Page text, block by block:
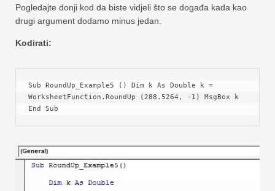
Pogledajte donji kod da biste vidjeli što se događa kada kao
drugi argument dodamo minus jedan.
Kodirati:
Sub RoundUp_Example5 () Dim k As Double k =
WorksheetFunction.RoundUp (288.5264, -1) MsgBox k
End Sub